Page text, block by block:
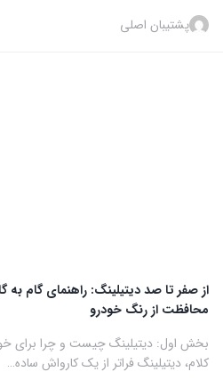
پشتیبان اصلی
از صفر تا صد دیتیلینگ: راهنمای گام
محافظت از رنگ خودرو
بخش اول: دیتیلینگ چیست و چرا برای
کلام، دیتیلینگ فراتر از یک کارواش ساده…